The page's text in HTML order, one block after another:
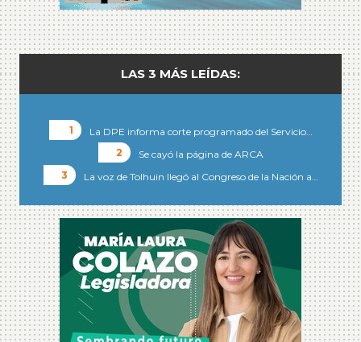
LAS 3 MÁS LEÍDAS:
La DPE informa corte programado del Servicio…
Se cayó la página de ARCA
La voz de Tolhuin llegó al Congreso de la Nación a…